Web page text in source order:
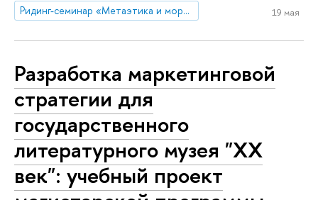
Ридинг-семинар «Метаэтика и моральная психология»
19 мая
Разработка маркетинговой
стратегии для
государственного
литературного музея "XX
век": учебный проект